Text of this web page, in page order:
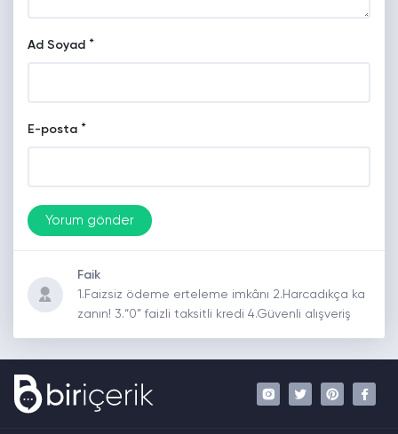
Ad Soyad *
E-posta *
Faik
1.Faizsiz ödeme erteleme imkânı 2.Harcadıkça ka
zanın! 3.“0” faizli taksitli kredi 4.Güvenli alışveriş